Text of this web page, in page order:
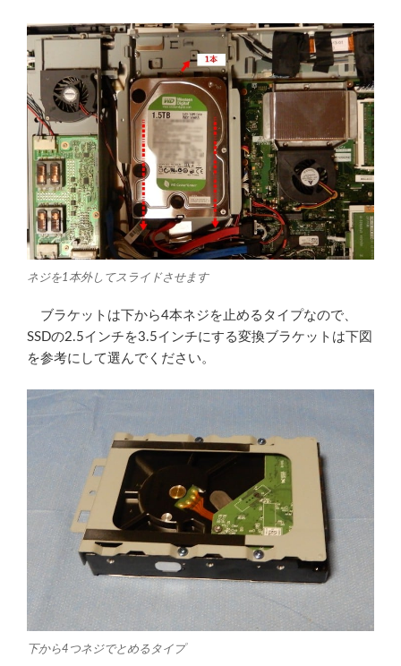
ネジを1本外してスライドさせます
ブラケットは下から4本ネジを止めるタイプなので、
SSDの2.5インチを3.5インチにする変換ブラケットは下図
を参考にして選んでください。
下から4つネジでとめるタイプ